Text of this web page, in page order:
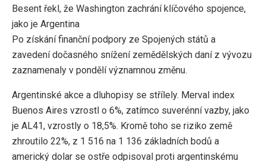
Besent řekl, že Washington zachrání klíčového spojence,
jako je Argentina
Po získání finanční podpory ze Spojených států a
zavedení dočasného snížení zemědělských daní z vývozu
zaznamenaly v pondělí významnou změnu.
Argentinské akce a dluhopisy se střílely. Merval index
Buenos Aires vzrostl o 6%, zatímco suverénní vazby, jako
je AL41, vzrostly o 18,5%. Kromě toho se riziko země
zhroutilo 22%, z 1 516 na 1 136 základních bodů a
americký dolar se ostře odpisoval proti argentinskému